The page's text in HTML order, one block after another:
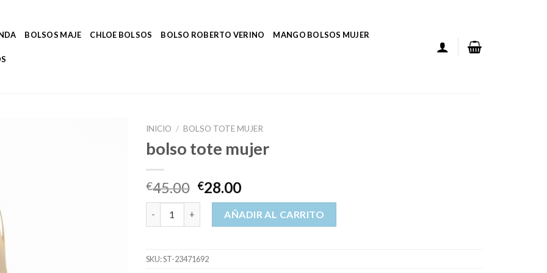
BOLSOS MAJE CHLOE BOLSOS BOLSO ROBERTO VERINO MANGO BOLSOS MUJER
INICIO / BOLSO TOTE MUJER
bolso tote mujer
€45.00 €28.00
bolso tote mujer cantidadAÑADIR AL CARRITO
SKU:ST-23471692